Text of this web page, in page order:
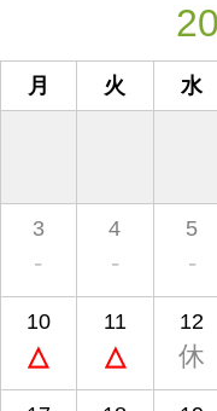
月 火 水
3
-
4
-
5
-
10
△
11
△
12
休